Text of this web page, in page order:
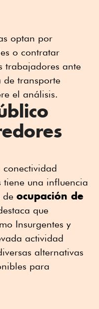
optan por
o contratar
trabajadores ante
de transporte
el análisis.
tiene una influencia
de ocupación de
que
Insurgentes y
actividad
alternativas
para